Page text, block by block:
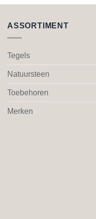
op
ASSORTIMENT
Tegels
Natuursteen
Toebehoren
Merken